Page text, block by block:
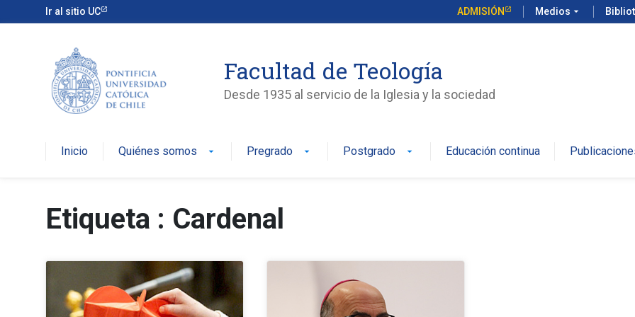
Ir al sitio UC ADMISIÓN Medios arrow_drop_down
Facultad de Teología
Desde 1935 al servicio de la Iglesia y la sociedad
Inicio Quiénes somos arrow_drop_down Pregrado arrow_drop_down Postgrado arrow_drop_down Educación continua
Etiqueta : Cardenal